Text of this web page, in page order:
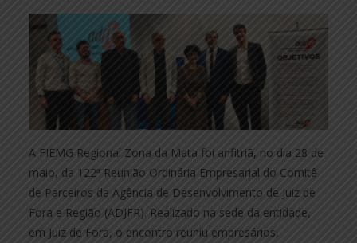
A FIEMG Regional Zona da Mata foi anfitriã, no dia 28 de
maio, da 122ª Reunião Ordinária Empresarial do Comitê
de Parceiros da Agência de Desenvolvimento de Juiz de
Fora e Região (ADJFR). Realizado na sede da entidade,
em Juiz de Fora, o encontro reuniu empresários,